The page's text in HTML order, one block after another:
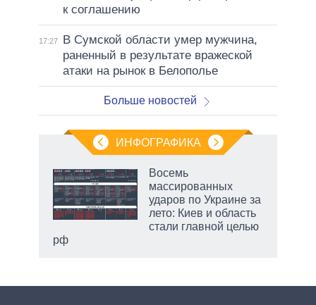
к соглашению
17:27
В Сумской области умер мужчина,
раненный в результате вражеской
атаки на рынок в Белополье
Больше новостей
ИНФОГРАФИКА
Восемь
массированных
ударов по Украине за
лето: Киев и область
стали главной целью
рф